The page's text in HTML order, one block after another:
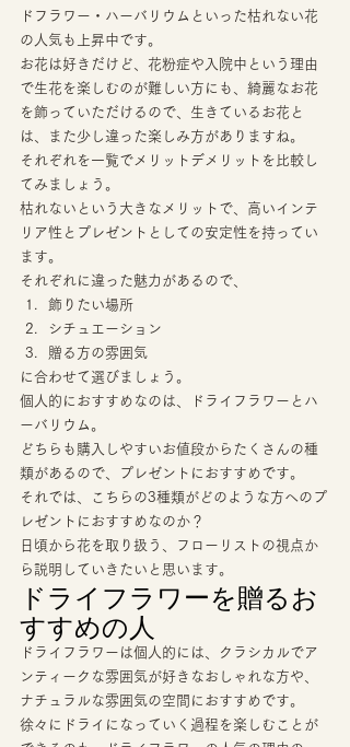
ドフラワー・ハーバリウムといった枯れない花
の人気も上昇中です。
お花は好きだけど、花粉症や入院中という理由
で生花を楽しむのが難しい方にも、綺麗なお花
を飾っていただけるので、生きているお花と
は、また少し違った楽しみ方がありますね。
それぞれを一覧でメリットデメリットを比較し
てみましょう。
枯れないという大きなメリットで、高いインテ
リア性とプレゼントとしての安定性を持ってい
ます。
それぞれに違った魅力があるので、
飾りたい場所
シチュエーション
贈る方の雰囲気
に合わせて選びましょう。
個人的におすすめなのは、ドライフラワーとハ
ーバリウム。
どちらも購入しやすいお値段からたくさんの種
類があるので、プレゼントにおすすめです。
それでは、こちらの3種類がどのような方へのプ
レゼントにおすすめなのか？
日頃から花を取り扱う、フローリストの視点か
ら説明していきたいと思います。
ドライフラワーを贈るお
すすめの人
ドライフラワーは個人的には、クラシカルでア
ンティークな雰囲気が好きなおしゃれな方や、
ナチュラルな雰囲気の空間におすすめです。
徐々にドライになっていく過程を楽しむことが